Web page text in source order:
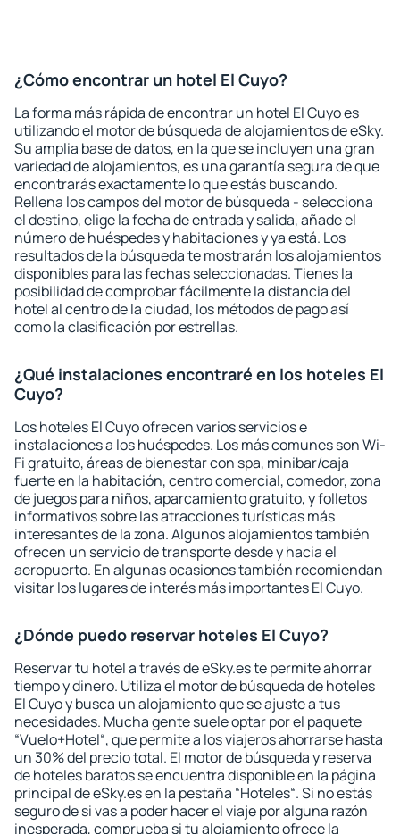
¿Cómo encontrar un hotel El Cuyo?
La forma más rápida de encontrar un hotel El Cuyo es
utilizando el motor de búsqueda de alojamientos de eSky.
Su amplia base de datos, en la que se incluyen una gran
variedad de alojamientos, es una garantía segura de que
encontrarás exactamente lo que estás buscando.
Rellena los campos del motor de búsqueda - selecciona
el destino, elige la fecha de entrada y salida, añade el
número de huéspedes y habitaciones y ya está. Los
resultados de la búsqueda te mostrarán los alojamientos
disponibles para las fechas seleccionadas. Tienes la
posibilidad de comprobar fácilmente la distancia del
hotel al centro de la ciudad, los métodos de pago así
como la clasificación por estrellas.
¿Qué instalaciones encontraré en los hoteles El
Cuyo?
Los hoteles El Cuyo ofrecen varios servicios e
instalaciones a los huéspedes. Los más comunes son Wi-
Fi gratuito, áreas de bienestar con spa, minibar/caja
fuerte en la habitación, centro comercial, comedor, zona
de juegos para niños, aparcamiento gratuito, y folletos
informativos sobre las atracciones turísticas más
interesantes de la zona. Algunos alojamientos también
ofrecen un servicio de transporte desde y hacia el
aeropuerto. En algunas ocasiones también recomiendan
visitar los lugares de interés más importantes El Cuyo.
¿Dónde puedo reservar hoteles El Cuyo?
Reservar tu hotel a través de eSky.es te permite ahorrar
tiempo y dinero. Utiliza el motor de búsqueda de hoteles
El Cuyo y busca un alojamiento que se ajuste a tus
necesidades. Mucha gente suele optar por el paquete
“Vuelo+Hotel“, que permite a los viajeros ahorrarse hasta
un 30% del precio total. El motor de búsqueda y reserva
de hoteles baratos se encuentra disponible en la página
principal de eSky.es en la pestaña “Hoteles“. Si no estás
seguro de si vas a poder hacer el viaje por alguna razón
inesperada, comprueba si tu alojamiento ofrece la